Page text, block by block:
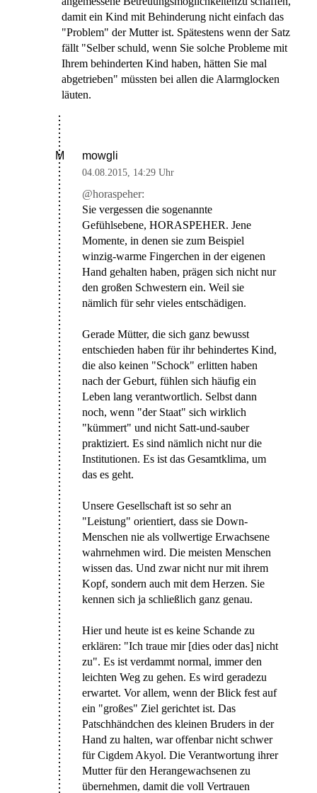
damit ein Kind mit Behinderung nicht einfach das
"Problem" der Mutter ist. Spätestens wenn der Satz
fällt "Selber schuld, wenn Sie solche Probleme mit
Ihrem behinderten Kind haben, hätten Sie mal
abgetrieben" müssten bei allen die Alarmglocken
läuten.
M mowgli
04.08.2015 14:29 Uhr
@horaspeher:
Sie vergessen die sogenannte
Gefühlsebene, HORASPEHER. Jene
Momente, in denen sie zum Beispiel
winzig-warme Fingerchen in der eigenen
Hand gehalten haben, prägen sich nicht nur
den großen Schwestern ein. Weil sie
nämlich für sehr vieles entschädigen.
Gerade Mütter, die sich ganz bewusst
entschieden haben für ihr behindertes Kind,
die also keinen "Schock" erlitten haben
nach der Geburt, fühlen sich häufig ein
Leben lang verantwortlich. Selbst dann
noch, wenn "der Staat" sich wirklich
"kümmert" und nicht Satt-und-sauber
praktiziert. Es sind nämlich nicht nur die
Institutionen. Es ist das Gesamtklima, um
das es geht.
Unsere Gesellschaft ist so sehr an
"Leistung" orientiert, dass sie Down-
Menschen nie als vollwertige Erwachsene
wahrnehmen wird. Die meisten Menschen
wissen das. Und zwar nicht nur mit ihrem
Kopf, sondern auch mit dem Herzen. Sie
kennen sich ja schließlich ganz genau.
Hier und heute ist es keine Schande zu
erklären: "Ich traue mir [dies oder das] nicht
zu". Es ist verdammt normal, immer den
leichten Weg zu gehen. Es wird geradezu
erwartet. Vor allem, wenn der Blick fest auf
ein "großes" Ziel gerichtet ist. Das
Patschhändchen des kleinen Bruders in der
Hand zu halten, war offenbar nicht schwer
für Cigdem Akyol. Die Verantwortung ihrer
Mutter für den Herangewachsenen zu
übernehmen, damit die voll Vertrauen